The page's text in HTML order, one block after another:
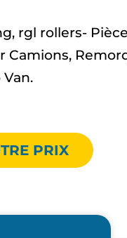
rgl rollers-
PRIX